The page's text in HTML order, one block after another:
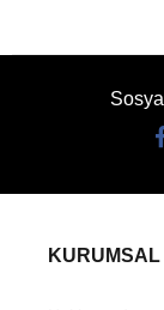
KURUMSAL